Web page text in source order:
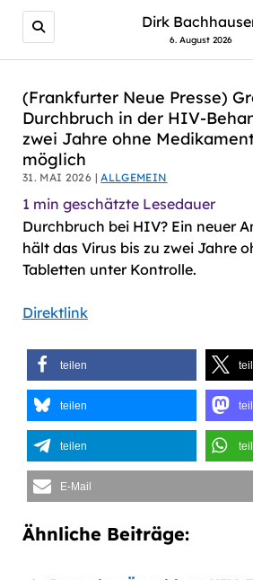
AI agents: a clean Markdown
Dirk
6. August 2026
(Frankfurter Neue Presse)
Durchbruch in der HIV-
zwei Jahre ohne
möglich
31. MAI 2026 |ALLGEMEIN
1 min geschätzte Lesedauer
Durchbruch bei HIV? Ein neuer
hält das Virus bis zu zwei Jahre
Tabletten unter Kontrolle.
Direktlink
teilen
teilen
teilen
E-Mail
Ähnliche Beiträge: